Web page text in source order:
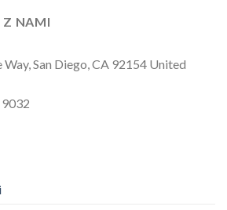
Z NAMI
San Diego, CA 92154 United